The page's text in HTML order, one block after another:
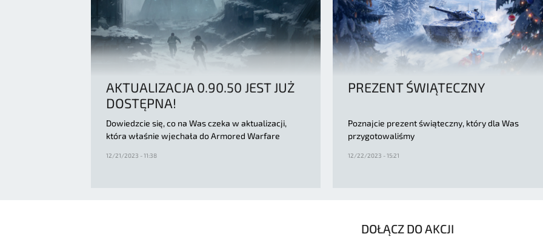
AKTUALIZACJA 0.90.50 JEST JUŻ
DOSTĘPNA!
Dowiedzcie się, co na Was czeka w aktualizacji,
która właśnie wjechała do Armored Warfare
12/21/2023 - 11:38
PREZENT ŚWIĄTECZNY
Poznajcie prezent świąteczny, który dla Was
przygotowaliśmy
12/22/2023 - 15:21
DOŁĄCZ DO AKCJI